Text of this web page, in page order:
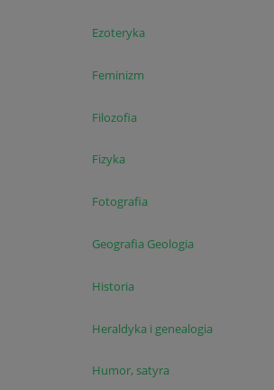
Ezoteryka
Feminizm
Filozofia
Fizyka
Fotografia
Geografia Geologia
Historia
Heraldyka i genealogia
Humor, satyra